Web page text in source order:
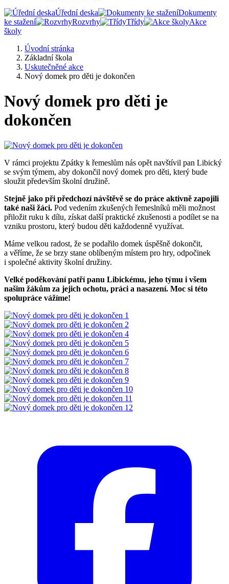
Úřední deska
Dokumenty
ke stažení
Rozvrhy Třídy
Akce
školy
Úvodní stránka
Základní škola
Uskutečněné akce
Nový domek pro děti je dokončen
Nový domek pro děti je
dokončen
V rámci projektu Zpátky k řemeslům nás opět navštívil pan Libický
se svým týmem, aby dokončil nový domek pro děti, který bude
sloužit především školní družině.
Stejně jako při předchozí návštěvě se do práce aktivně zapojili
také naši žáci. Pod vedením zkušených řemeslníků měli možnost
přiložit ruku k dílu, získat další praktické zkušenosti a podílet se na
vzniku prostoru, který budou děti každodenně využívat.
Máme velkou radost, že se podařilo domek úspěšně dokončit,
a věříme, že se brzy stane oblíbeným místem pro hry, odpočinek
i společné aktivity školní družiny.
Velké poděkování patří panu Libickému, jeho týmu i všem
našim žákům za jejich ochotu, práci a nasazení. Moc si této
spolupráce vážíme!